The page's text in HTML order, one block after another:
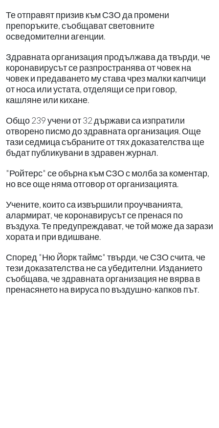
Те отправят призив към СЗО да промени
препоръките, съобщават световните
осведомителни агенции.
Здравната организация продължава да твърди, че
коронавирусът се разпространява от човек на
човек и предаването му става чрез малки капчици
от носа или устата, отделящи се при говор,
кашляне или кихане.
Общо 239 учени от 32 държави са изпратили
отворено писмо до здравната организация. Още
тази седмица събраните от тях доказателства ще
бъдат публикувани в здравен журнал.
"Ройтерс" се обърна към СЗО с молба за коментар,
но все още няма отговор от организацията.
Учените, които са извършили проучванията,
алармират, че коронавирусът се пренася по
въздуха. Те предупреждават, че той може да зарази
хората и при вдишване.
Според "Ню Йорк таймс" твърди, че СЗО счита, че
тези доказателства не са убедителни. Изданието
съобщава, че здравната организация не вярва в
пренасянето на вируса по въздушно-капков път.